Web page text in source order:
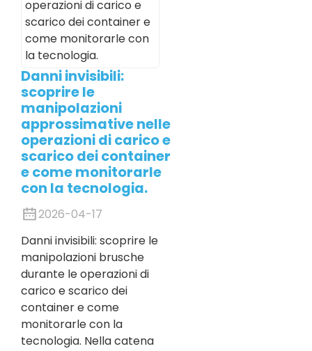
Danni invisibili:
scoprire le
manipolazioni
approssimative nelle
operazioni di carico e
scarico dei container
e come monitorarle
con la tecnologia.
2026-04-17
Danni invisibili: scoprire le
manipolazioni brusche
durante le operazioni di
carico e scarico dei
container e come
monitorarle con la
tecnologia. Nella catena